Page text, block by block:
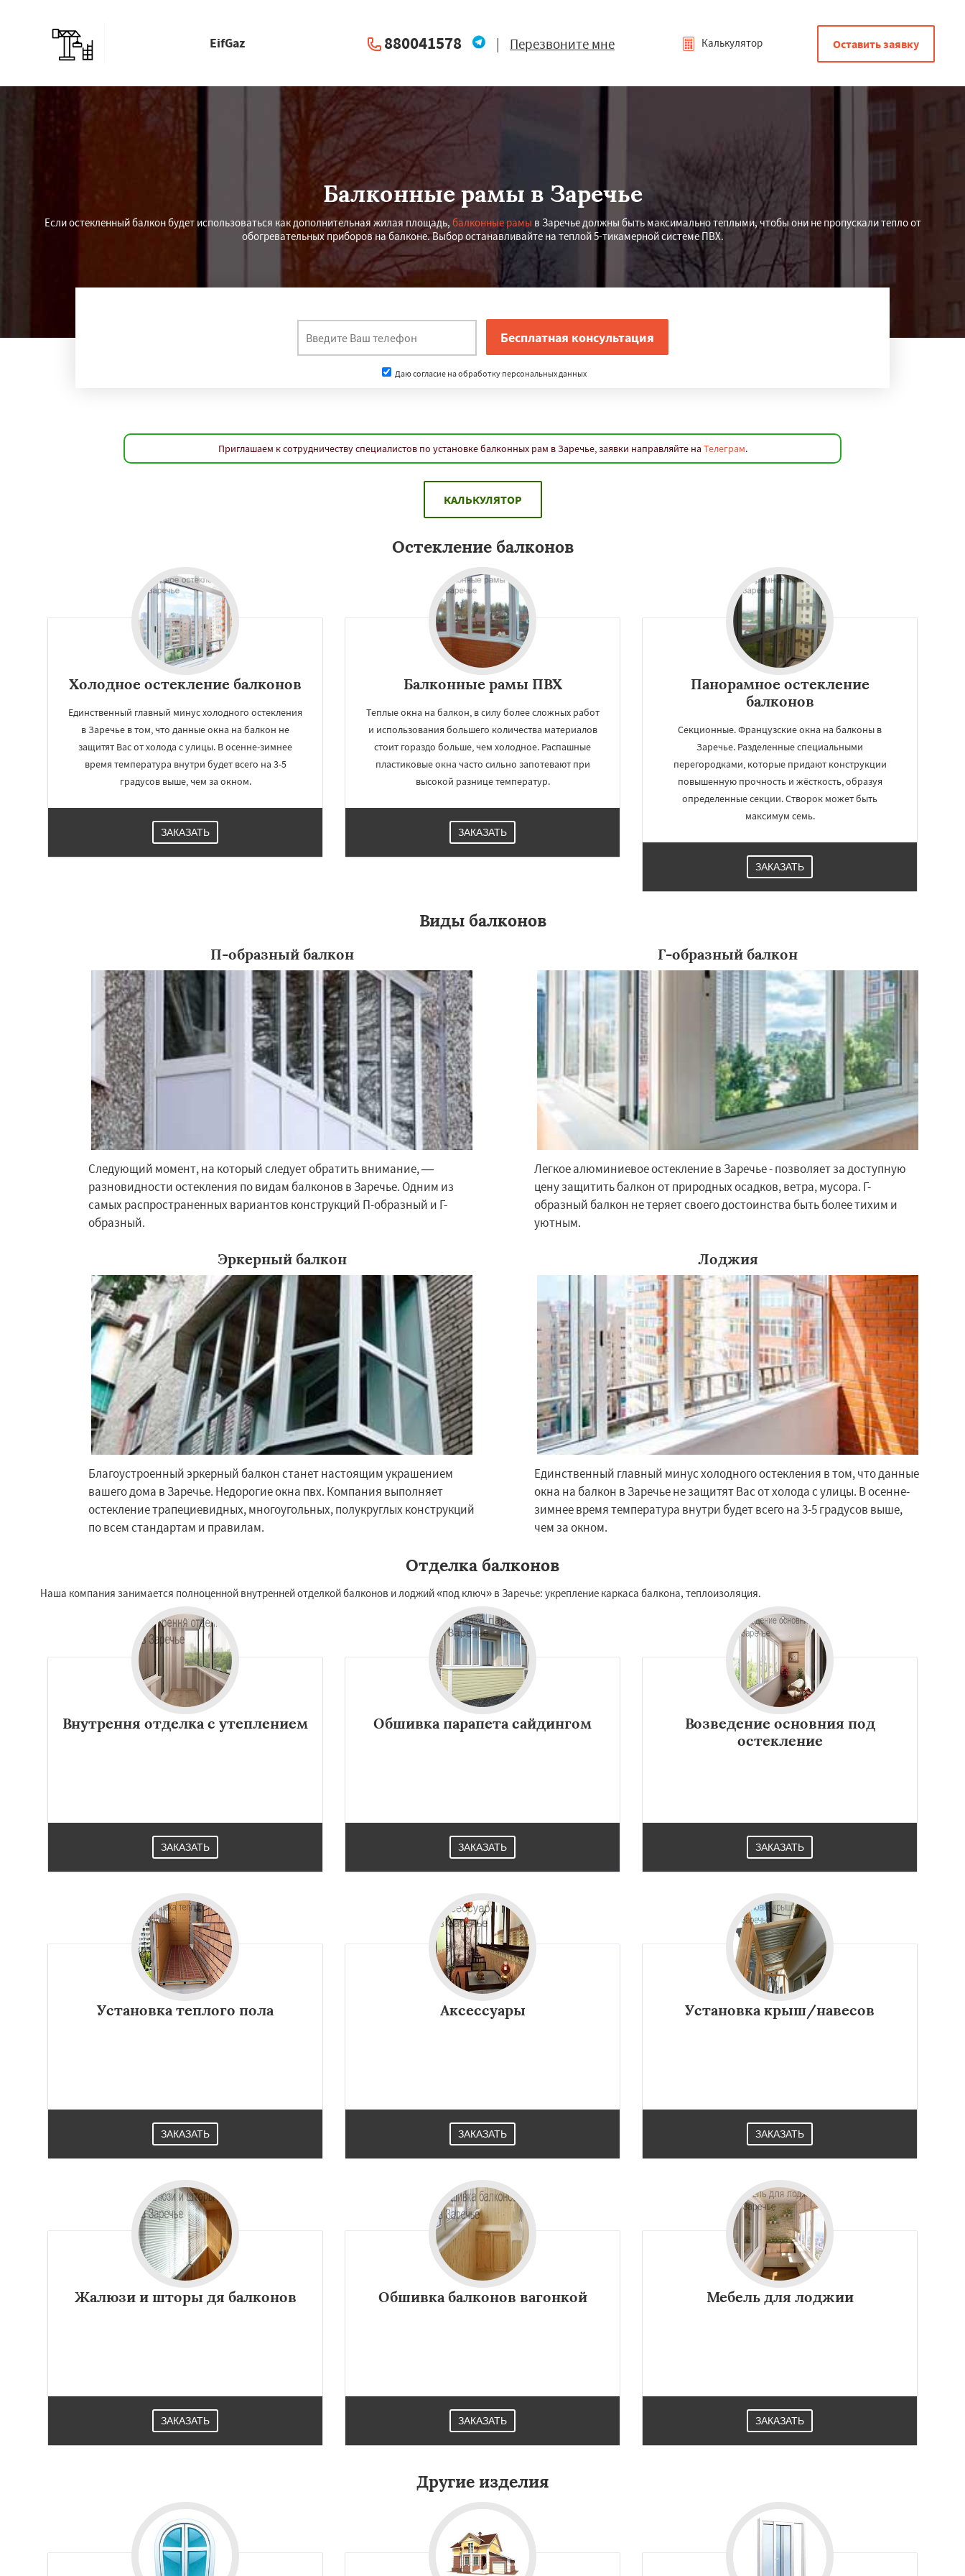
Работаем по
регионам
×
Лесной Городок Лопатино
Малаховка Менделеевск
Монино Нахабино
Некрасовское
Обухово
Октябрьский
Правдинский
Решетниково
Родники
Свердловск
Северный
Софрино Томилино Тучково
Уваровка
Удельная
Фосфоритный
Фряново
Хорлово Черкизово
Черусти
Шаховская
EifGaz 880041578 | Перезвоните мне Калькулятор Оставить заявку
Балконные рамы в Заречье
Если остекленный балкон будет использоваться как дополнительная жилая площадь, балконные рамы в Заречье должны быть максимально теплыми, чтобы они не пропускали тепло от
обогревательных приборов на балконе. Выбор останавливайте на теплой 5-тикамерной системе ПВХ.
Даю согласие на обработку персональных данных
Приглашаем к сотрудничеству специалистов по установке балконных рам в Заречье, заявки направляйте на Телеграм.
КАЛЬКУЛЯТОР
Остекление балконов
Холодное остекление балконов
Единственный главный минус холодного остекления
в Заречье в том, что данные окна на балкон не
защитят Вас от холода с улицы. В осенне-зимнее
время температура внутри будет всего на 3-5
градусов выше, чем за окном.
ЗАКАЗАТЬ
Балконные рамы ПВХ
Теплые окна на балкон, в силу более сложных работ
и использования большего количества материалов
стоит гораздо больше, чем холодное. Распашные
пластиковые окна часто сильно запотевают при
высокой разнице температур.
ЗАКАЗАТЬ
Панорамное остекление
балконов
Секционные. Французские окна на балконы в
Заречье. Разделенные специальными
перегородками, которые придают конструкции
повышенную прочность и жёсткость, образуя
определенные секции. Створок может быть
максимум семь.
ЗАКАЗАТЬ
Виды балконов
П-образный балкон
Следующий момент, на который следует обратить внимание, —
разновидности остекления по видам балконов в Заречье. Одним из
самых распространенных вариантов конструкций П-образный и Г-
образный.
Г-образный балкон
Легкое алюминиевое остекление в Заречье - позволяет за доступную
цену защитить балкон от природных осадков, ветра, мусора. Г-
образный балкон не теряет своего достоинства быть более тихим и
уютным.
Эркерный балкон
Благоустроенный эркерный балкон станет настоящим украшением
вашего дома в Заречье. Недорогие окна пвх. Компания выполняет
остекление трапециевидных, многоугольных, полукруглых конструкций
по всем стандартам и правилам.
Лоджия
Единственный главный минус холодного остекления в том, что данные
окна на балкон в Заречье не защитят Вас от холода с улицы. В осенне-
зимнее время температура внутри будет всего на 3-5 градусов выше,
чем за окном.
Отделка балконов
Наша компания занимается полноценной внутренней отделкой балконов и лоджий «под ключ» в Заречье: укрепление каркаса балкона, теплоизоляция.
Внутрення отделка с утеплением
ЗАКАЗАТЬ
Обшивка парапета сайдингом
ЗАКАЗАТЬ
Возведение основния под
остекление
ЗАКАЗАТЬ
Установка теплого пола
ЗАКАЗАТЬ
Аксессуары
ЗАКАЗАТЬ
Установка крыш/навесов
ЗАКАЗАТЬ
Жалюзи и шторы дя балконов
ЗАКАЗАТЬ
Обшивка балконов вагонкой
ЗАКАЗАТЬ
Мебель для лоджии
ЗАКАЗАТЬ
Другие изделия
УЗНАТЬ ПОДРОБНЕЕ ×
Даю согласие на обработку персональных данных